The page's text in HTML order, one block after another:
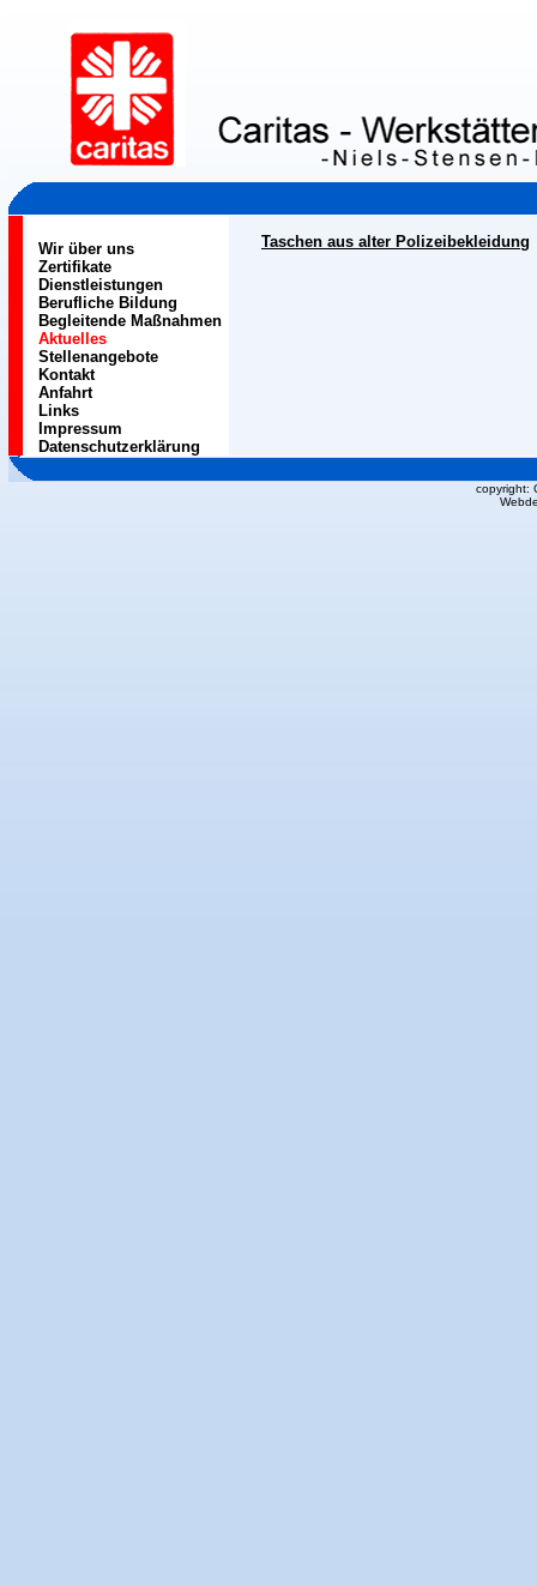
Wir über uns
Zertifikate
Dienstleistungen
Berufliche Bildung
Begleitende Maßnahmen
Aktuelles
Stellenangebote
Kontakt
Anfahrt
Links
Impressum
Datenschutzerklärung
Taschen aus alter Polizeibekleidung
copyright: